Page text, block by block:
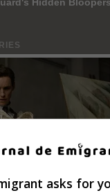
asks for